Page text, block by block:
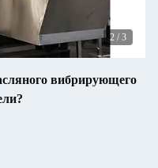
3 / 3
вибрирующего